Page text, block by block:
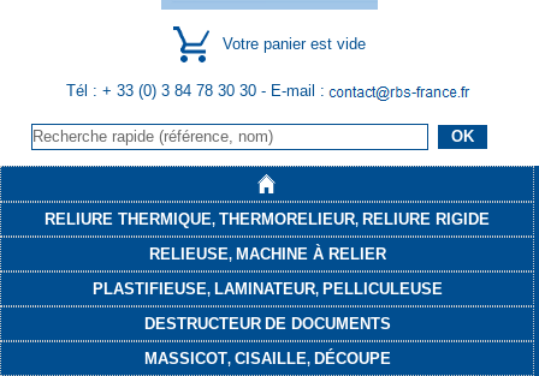
Votre panier est vide
Tél : + 33 (0) 3 84 78 30 30 - E-mail :
RELIURE THERMIQUE,THERMORELIEUR, RELIURE RIGIDE
RELIEUSE, MACHINE À RELIER
PLASTIFIEUSE, LAMINATEUR, PELLICULEUSE
DESTRUCTEUR DE DOCUMENTS
MASSICOT, CISAILLE, DÉCOUPE